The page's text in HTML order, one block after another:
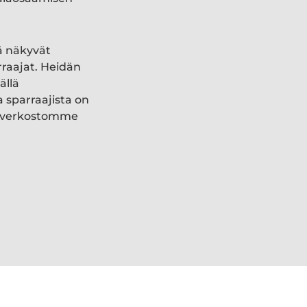
näkyvät
Heidän
sparraajista on